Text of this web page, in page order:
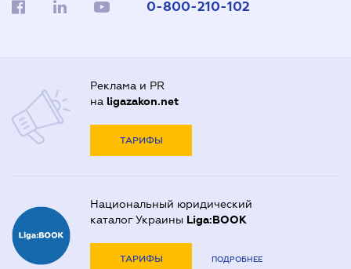
0-800-210-102
Реклама и PR
на ligazakon.net
ТАРИФЫ
Национальный юридический
каталог Украины Liga:BOOK
ТАРИФЫ ПОДРОБНЕЕ